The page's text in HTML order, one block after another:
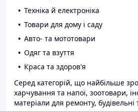
Техніка й електроніка
Товари для дому і саду
Авто- та мототовари
Одяг та взуття
Краса та здоров'я
Серед категорій, що найбільше
харчування та напої, зоотовари,
матеріали для ремонту, будівельні